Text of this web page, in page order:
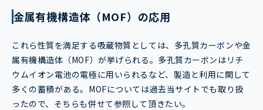
金属有機構造体（MOF）の応用
これら性質を満足する吸蔵物質としては、多孔質カーボンや金
属有機構造体（MOF）が挙げられる。多孔質カーボンはリチ
ウムイオン電池の電極に用いられるなど、製造と利用に関して
多くの蓄積がある。MOFについては過去当サイトでも取り扱
ったので、そちらも併せて参照して頂きたい。